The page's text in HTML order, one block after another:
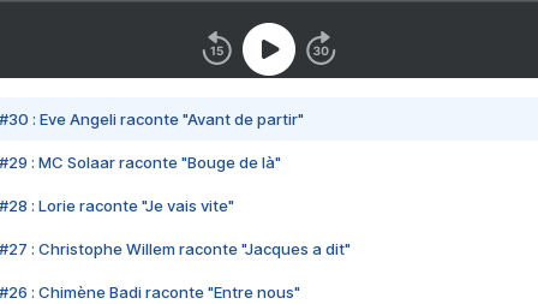
#30 : Eve Angeli raconte "Avant de partir"
#29 : MC Solaar raconte "Bouge de là"
#28 : Lorie raconte "Je vais vite"
#27 : Christophe Willem raconte "Jacques a dit"
#26 : Chimène Badi raconte "Entre nous"